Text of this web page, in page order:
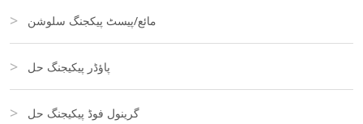
مائع/پیسٹ پیکجنگ سلوشن
پاؤڈر پیکیجنگ حل
گرینول فوڈ پیکیجنگ حل